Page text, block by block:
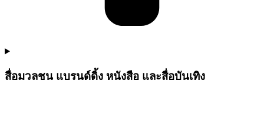
สื่อมวลชน แบรนด์ดิ้ง หนังสือ และสื่อบันเทิง